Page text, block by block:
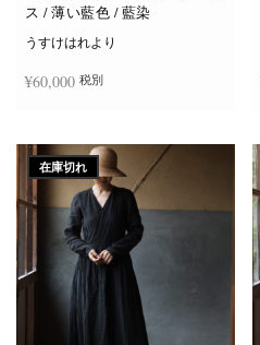
ス / 薄い藍色 / 藍染
うすけはれより
¥60,000 税別
在庫切れ